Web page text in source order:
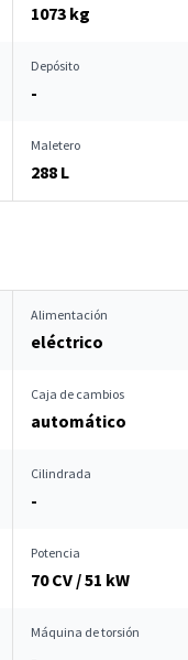
1073 kg
Depósito
-
Maletero
288 L
Alimentación
eléctrico
Caja de cambios
automático
Cilindrada
-
Potencia
70 CV / 51 kW
Máquina de torsión